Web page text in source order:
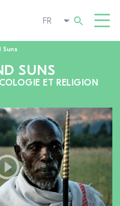
Suns
SUNS
ET RELIGION
DE FILMS